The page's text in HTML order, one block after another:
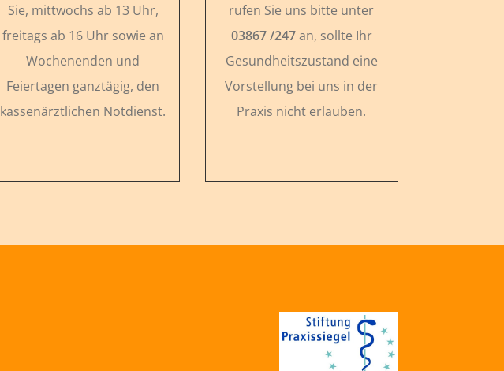
Sie, mittwochs ab 13 Uhr,
freitags ab 16 Uhr sowie an
Wochenenden und
Feiertagen ganztägig, den
kassenärztlichen Notdienst.
rufen Sie uns bitte unter
03867 /247an, sollte Ihr
Gesundheitszustand eine
Vorstellung bei uns in der
Praxis nicht erlauben.